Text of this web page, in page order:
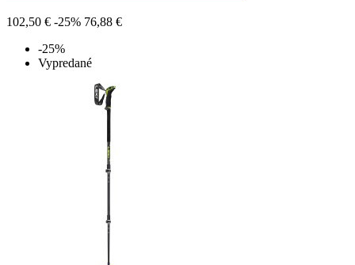
102,50 € -25% 76,88 €
-25%
Vypredané